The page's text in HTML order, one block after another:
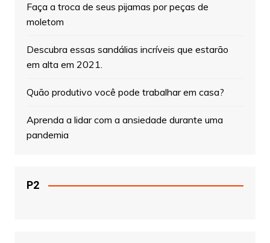
Faça a troca de seus pijamas por peças de
moletom
Descubra essas sandálias incríveis que estarão
em alta em 2021.
Quão produtivo você pode trabalhar em casa?
Aprenda a lidar com a ansiedade durante uma
pandemia
P2